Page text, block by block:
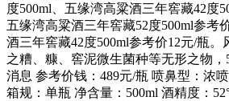
度500ml、五缘湾高粱酒三年窖藏42度
五缘湾高粱酒三年窖藏52度500ml参考
酒三年窖藏42度500ml参考价12元/瓶
之糟、糠、窖泥微生菌种等无形之物，
消息 参考价钱：489元/瓶 喷鼻型：浓
箱规：单瓶 净含量：500ml 酒精度：